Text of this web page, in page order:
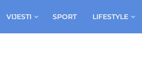
VIJESTI SPORT LIFESTYLE